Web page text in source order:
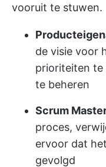
vooruit te stuwen.
de visie voor
prioriteiten te
te beheren
Scrum
proces,
ervoor dat
gevolgd